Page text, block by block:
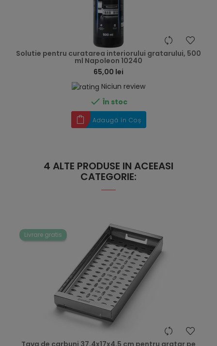
Solutie pentru curatarea interiorului gratarului, 500
ml Napoleon 10240
65,00 lei
Niciun review
 În stoc
Adaugă în Coș
4 ALTE PRODUSE IN ACEEASI
CATEGORIE:
Livrare gratis
Tava de carbuni 37,4x17x4,5 cm pentru gratar pe